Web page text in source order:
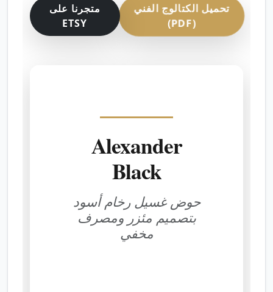
تحميل الكتالوج الفني
(PDF)
متجرنا على
ETSY
Alexander
Black
حوض غسيل رخام أسود
بتصميم مئزر ومصرف
مخفي